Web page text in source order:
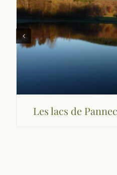
Les lacs de